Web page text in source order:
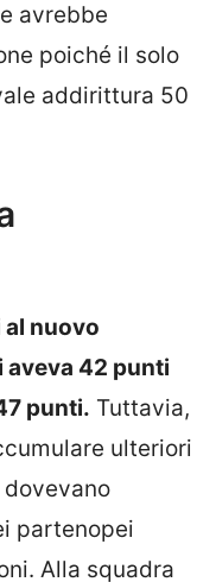
avrebbe
poiché il solo
addirittura 50
nuovo
aveva 42 punti
punti. Tuttavia,
ulteriori
partenopei
Alla squadra